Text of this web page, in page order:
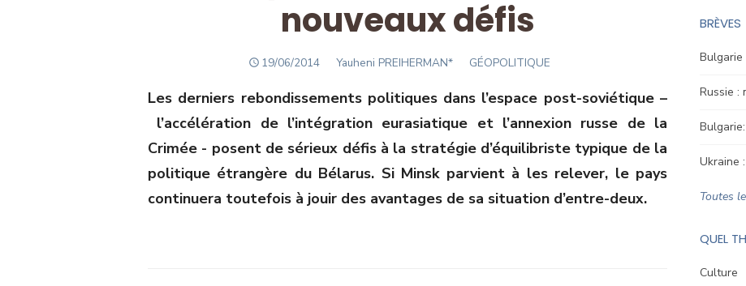
nouveaux défis
POSTED
19/06/2014 Author
Yauheni PREIHERMAN* GÉOPOLITIQUE
Les derniers rebondissements politiques dans l’espace post-soviétique –
l’accélération de l’intégration eurasiatique et l’annexion russe de la
Crimée - posent de sérieux défis à la stratégie d’équilibriste typique de la
politique étrangère du Bélarus. Si Minsk parvient à les relever, le pays
continuera toutefois à jouir des avantages de sa situation d’entre-deux.
BRÈVES
Bulgarie
Russie :
Ukraine
Toutes
QUEL
Culture